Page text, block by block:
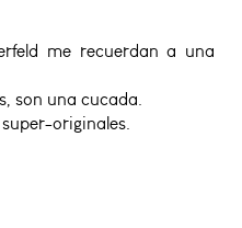
me recuerdan a una
son una cucada.
originales.